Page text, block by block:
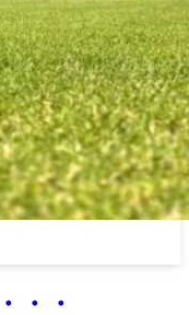
・・